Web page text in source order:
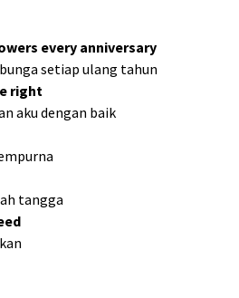
every anniversary
setiap ulang tahun
right
aku dengan baik
tangga